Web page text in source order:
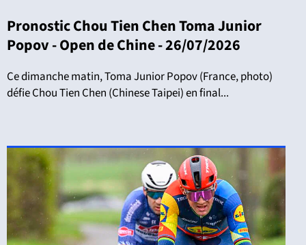
Pronostic Chou Tien Chen Toma Junior
Popov - Open de Chine - 26/07/2026
Ce dimanche matin, Toma Junior Popov (France, photo)
défie Chou Tien Chen (Chinese Taipei) en final...